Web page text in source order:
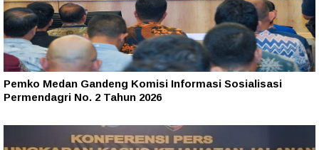
Pemko Medan Gandeng Komisi Informasi Sosialisasi
Permendagri No. 2 Tahun 2026